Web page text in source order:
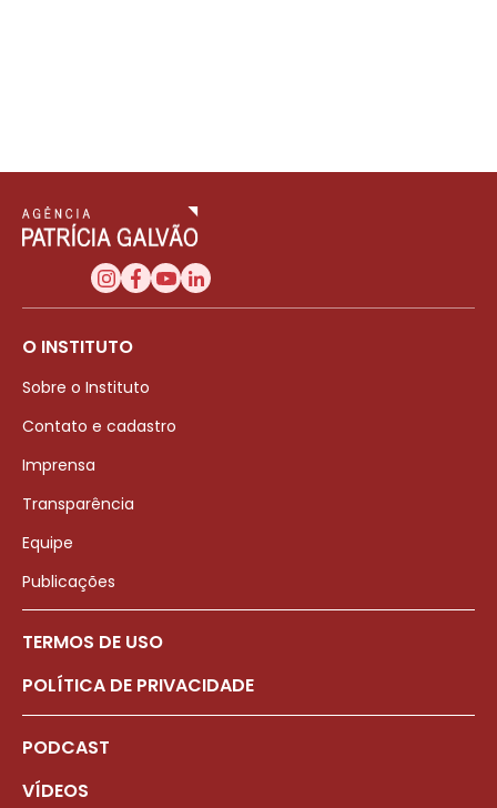
O INSTITUTO
Sobre o Instituto
Contato e cadastro
Imprensa
Transparência
Equipe
Publicações
TERMOS DE USO
POLÍTICA DE PRIVACIDADE
PODCAST
VÍDEOS